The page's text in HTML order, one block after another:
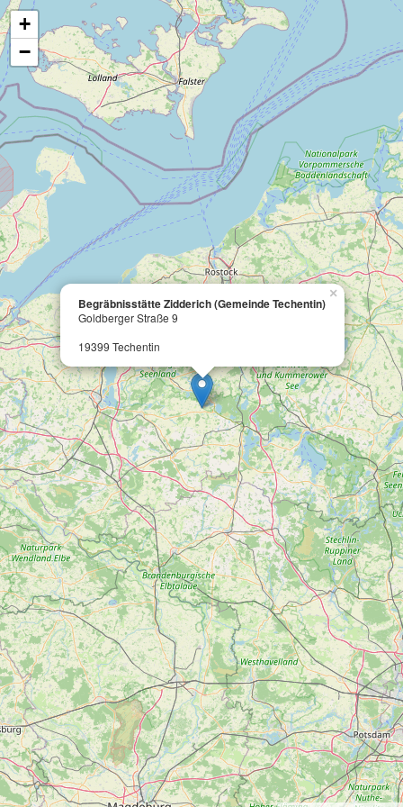
Begräbnisstätte Zidderich (Gemeinde Techentin)
Goldberger Straße 9
19399 Techentin
×
+
−